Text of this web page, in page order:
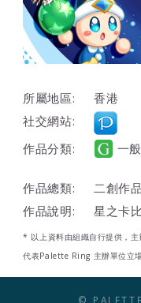
所屬地區:
香港
社交網站:
作品分類:
一
作品總類:
二創作
作品說明:
星之卡比
* 以上資料由組織自行提供，
代表Palette Ring 主辦單位立場
©